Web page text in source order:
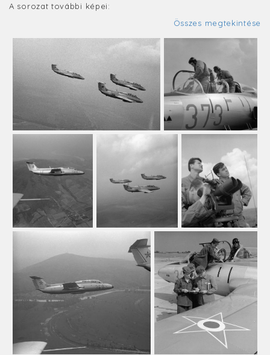
A sorozat további képei:
Összes megtekintése